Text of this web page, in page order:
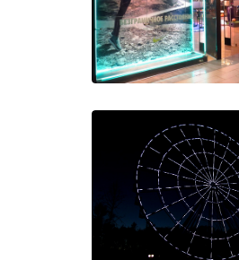
Светящиеся
витрины